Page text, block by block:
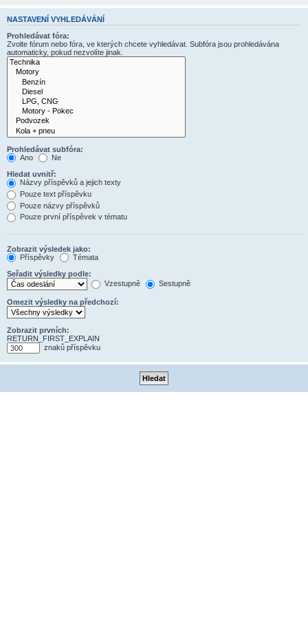
NASTAVENÍ VYHLEDÁVÁNÍ
Prohledávat fóra:
Zvolte fórum nebo fóra, ve kterých chcete vyhledávat. Subfóra jsou prohledávána
automaticky, pokud nezvolíte jinak.
Prohledávat subfóra:
Ano
Ne
Hledat uvnitř:
Názvy příspěvků a jejich texty
Pouze text příspěvku
Pouze názvy příspěvků
Pouze první příspěvek v tématu
Zobrazit výsledek jako:
Příspěvky
Témata
Seřadit výsledky podle:
Vzestupně
Sestupně
Omezit výsledky na předchozí:
Zobrazit prvních:
RETURN_FIRST_EXPLAIN
znaků příspěvku